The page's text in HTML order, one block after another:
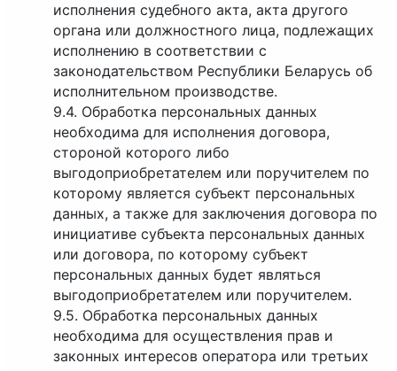
исполнения судебного акта, акта другого
органа или должностного лица, подлежащих
исполнению в соответствии с
законодательством Республики Беларусь об
исполнительном производстве.
9.4. Обработка персональных данных
необходима для исполнения договора,
стороной которого либо
выгодоприобретателем или поручителем по
которому является субъект персональных
данных, а также для заключения договора по
инициативе субъекта персональных данных
или договора, по которому субъект
персональных данных будет являться
выгодоприобретателем или поручителем.
9.5. Обработка персональных данных
необходима для осуществления прав и
законных интересов оператора или третьих